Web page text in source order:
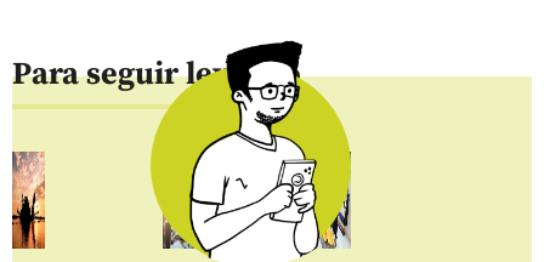
Para seguir leyendo